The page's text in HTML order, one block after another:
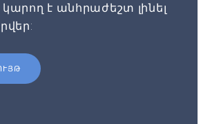
կարող է անհրաժեշտ լինել